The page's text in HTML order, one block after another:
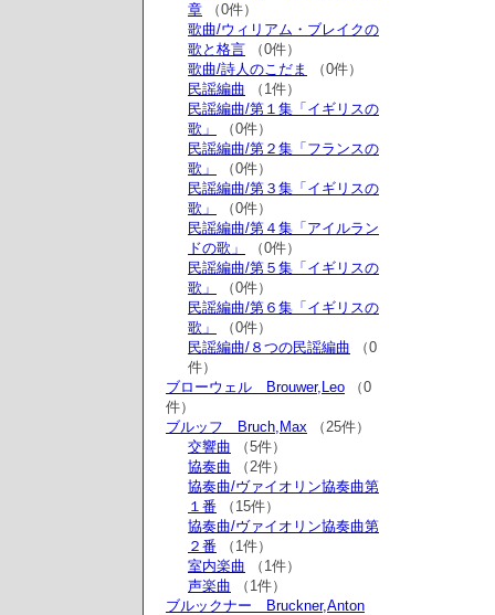
章 （0件）
歌曲/ウィリアム・ブレイクの
歌と格言 （0件）
歌曲/詩人のこだま
（0件）
民謡編曲 （1件）
民謡編曲/第１集「イギリスの
歌」
（0件）
民謡編曲/第２集「フランスの
歌」
（0件）
民謡編曲/第３集「イギリスの
歌」
（0件）
民謡編曲/第４集「アイルラン
ドの歌」
（0件）
民謡編曲/第５集「イギリスの
歌」
（0件）
民謡編曲/第６集「イギリスの
歌」
（0件）
民謡編曲/８つの民謡編曲 （0
件）
ブローウェル Brouwer,Leo （0
件）
ブルッフ Bruch,Max （25件）
交響曲 （5件）
協奏曲 （2件）
協奏曲/ヴァイオリン協奏曲第
１番 （15件）
協奏曲/ヴァイオリン協奏曲第
２番 （1件）
室内楽曲 （1件）
声楽曲 （1件）
ブルックナー Bruckner,Anton